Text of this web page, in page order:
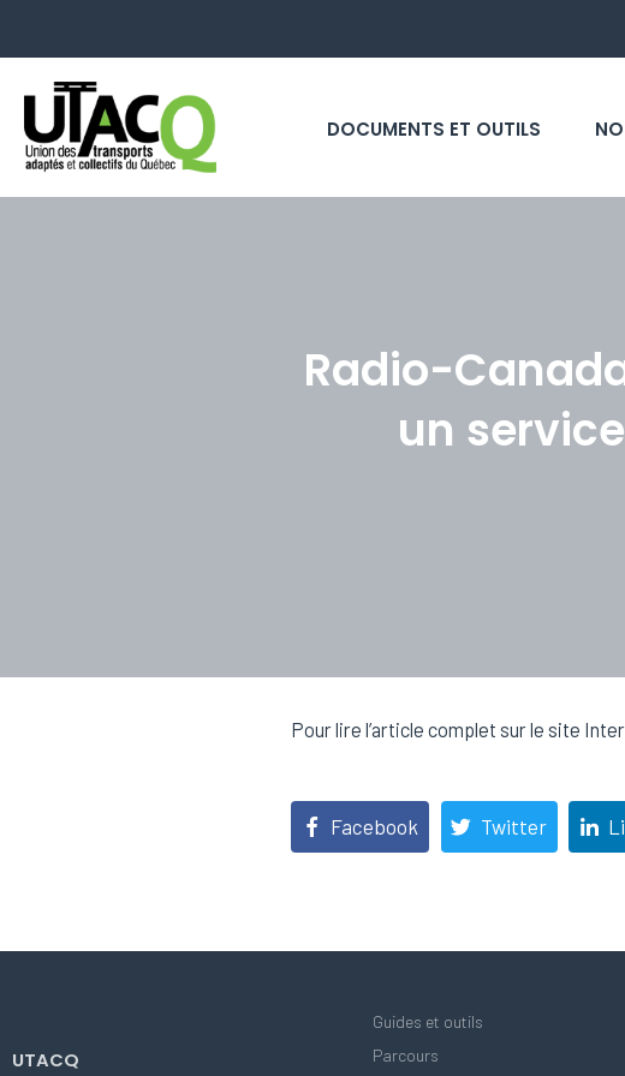
DOCUMENTS ET OUTILS
Radio-
un
Pour lire l’article complet sur le site
Facebook Twitter
UTACQ
Guides et outils
Parcours